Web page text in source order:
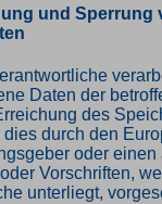
und Sperrung
Daten der
des
durch den
oder einen
Vorschriften,
unterliegt,